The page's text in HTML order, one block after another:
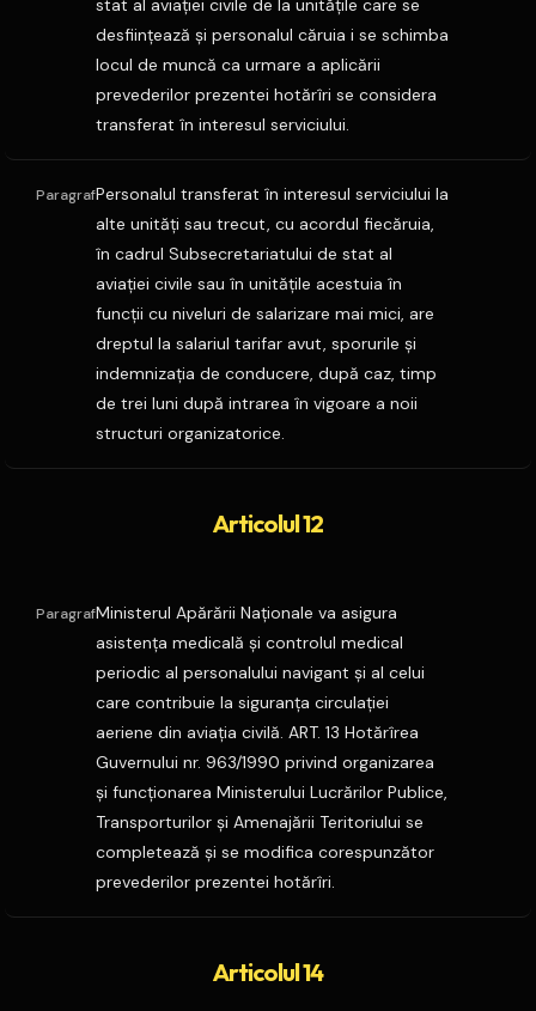
stat al aviaţiei civile de la unităţile care se
desfiinţează şi personalul căruia i se schimba
locul de muncă ca urmare a aplicării
prevederilor prezentei hotărîri se considera
transferat în interesul serviciului.
ParagrafPersonalul transferat în interesul serviciului la
alte unităţi sau trecut, cu acordul fiecăruia,
în cadrul Subsecretariatului de stat al
aviaţiei civile sau în unităţile acestuia în
funcţii cu niveluri de salarizare mai mici, are
dreptul la salariul tarifar avut, sporurile şi
indemnizaţia de conducere, după caz, timp
de trei luni după intrarea în vigoare a noii
structuri organizatorice.
Articolul 12
ParagrafMinisterul Apărării Naţionale va asigura
asistenţa medicală şi controlul medical
periodic al personalului navigant şi al celui
care contribuie la siguranţa circulaţiei
aeriene din aviaţia civilă. ART. 13 Hotărîrea
Guvernului nr. 963/1990 privind organizarea
şi funcţionarea Ministerului Lucrărilor Publice,
Transporturilor şi Amenajării Teritoriului se
completează şi se modifica corespunzător
prevederilor prezentei hotărîri.
Articolul 14